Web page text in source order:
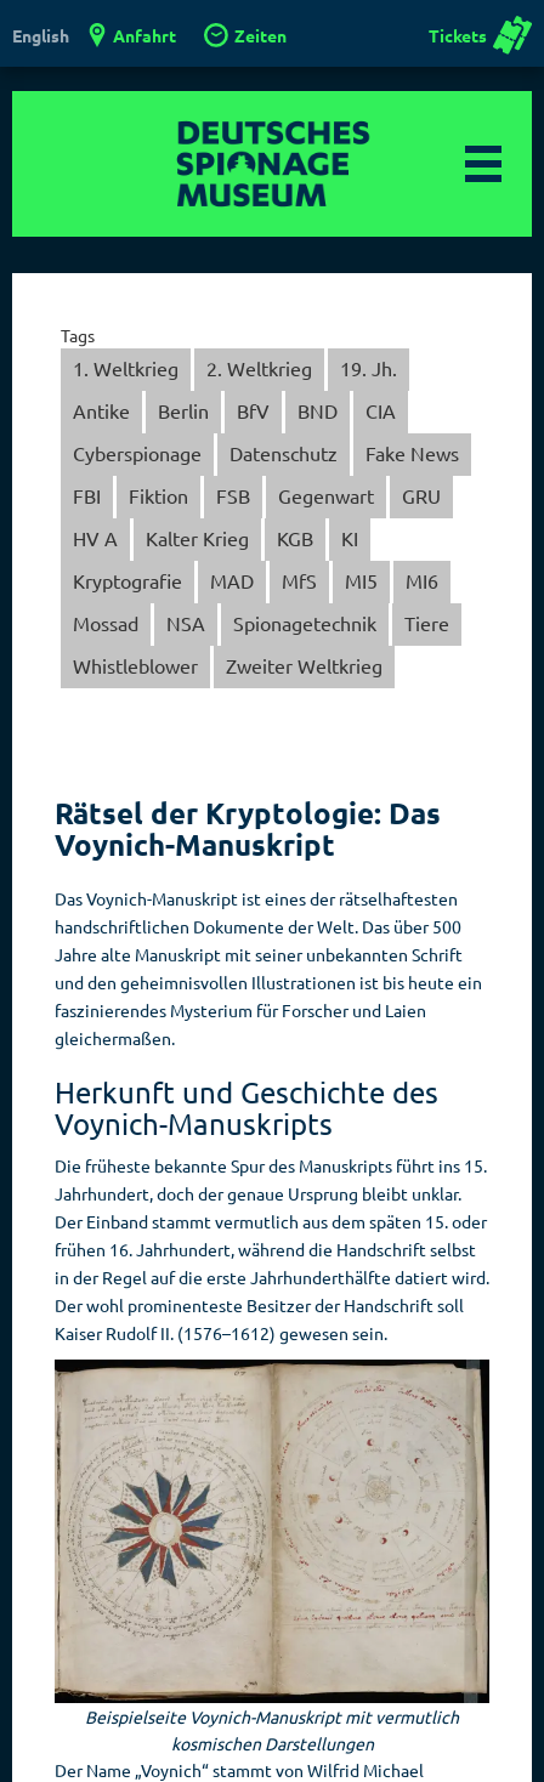
English Anfahrt Zeiten Tickets
Tags
1. Weltkrieg 2. Weltkrieg
19. Jh.
Antike
Berlin BfV BND
CIA
Cyberspionage
Datenschutz
Fake News
FBI
Fiktion FSB Gegenwart
GRU
HV A
Kalter Krieg KGB
KI
Kryptografie
MAD MfS MI5
MI6
Mossad
NSA Spionagetechnik
Tiere
Whistleblower
Zweiter Weltkrieg
Rätsel der Kryptologie: Das
Voynich-Manuskript
Das Voynich-Manuskript ist eines der rätselhaftesten
handschriftlichen Dokumente der Welt. Das über 500
Jahre alte Manuskript mit seiner unbekannten Schrift
und den geheimnisvollen Illustrationen ist bis heute ein
faszinierendes Mysterium für Forscher und Laien
gleichermaßen.
Herkunft und Geschichte des
Voynich-Manuskripts
Die früheste bekannte Spur des Manuskripts führt ins 15.
Jahrhundert, doch der genaue Ursprung bleibt unklar.
Der Einband stammt vermutlich aus dem späten 15. oder
frühen 16. Jahrhundert, während die Handschrift selbst
in der Regel auf die erste Jahrhunderthälfte datiert wird.
Der wohl prominenteste Besitzer der Handschrift soll
Kaiser Rudolf II. (1576–1612) gewesen sein.
Beispielseite Voynich-Manuskript mit vermutlich
kosmischen Darstellungen
Der Name „Voynich“ stammt von Wilfrid Michael